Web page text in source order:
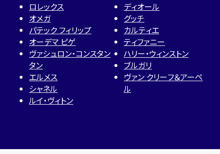
ロレックス
オメガ
パテック フィリップ
オーデマ ピゲ
ヴァシュロン・コンスタン
タン
エルメス
シャネル
ルイ・ヴィトン
ディオール
グッチ
カルティエ
ティファニー
ハリー・ウィンストン
ブルガリ
ヴァン クリーフ＆アーペ
ル